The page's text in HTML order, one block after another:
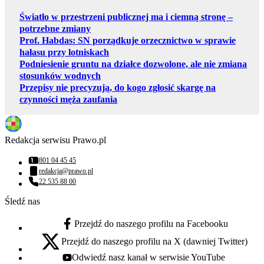
Światło w przestrzeni publicznej ma i ciemną stronę –
potrzebne zmiany
Prof. Habdas: SN porządkuje orzecznictwo w sprawie
hałasu przy lotniskach
Podniesienie gruntu na działce dozwolone, ale nie zmiana
stosunków wodnych
Przepisy nie precyzują, do kogo zgłosić skargę na
czynności męża zaufania
Redakcja serwisu Prawo.pl
Numer telefonu:
801 04 45 45
Adres email:
redakcja@prawo.pl
Numer telefonu:
22 535 88 00
Śledź nas
facebook - otwiera się w nowej karcie
Przejdź do naszego profilu na Facebooku
x - otwiera się w nowej karcie
Przejdź do naszego profilu na X (dawniej Twitter)
youtube - otwiera się w nowej karcie
Odwiedź nasz kanał w serwisie YouTube